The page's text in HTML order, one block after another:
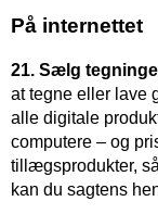
På internettet
21. Sælg
at tegne eller lave
alle digitale
computere – og
tillægsprodukter,
kan du sagtens